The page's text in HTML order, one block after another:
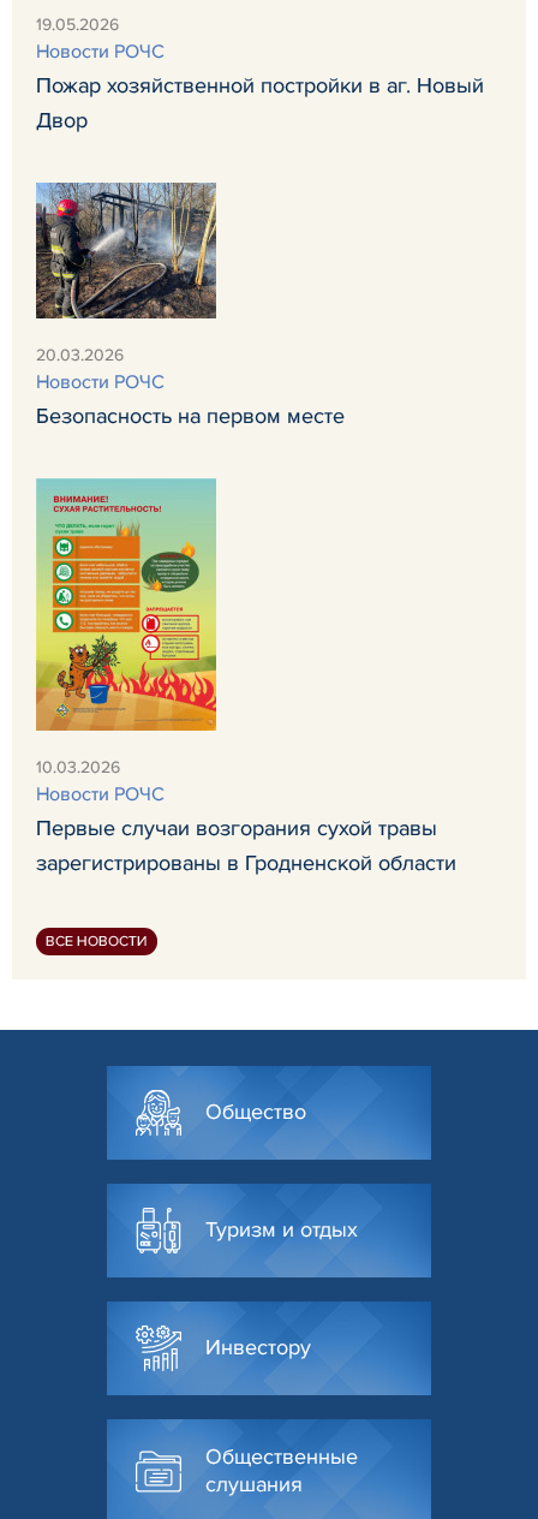
19.05.2026
Новости РОЧС
Пожар хозяйственной постройки в аг. Новый
Двор
20.03.2026
Новости РОЧС
Безопасность на первом месте
10.03.2026
Новости РОЧС
Первые случаи возгорания сухой травы
зарегистрированы в Гродненской области
ВСЕ НОВОСТИ
Общество
Туризм и отдых
Инвестору
Общественные
слушания